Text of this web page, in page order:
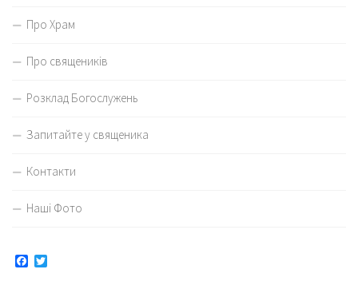
Про Храм
Про священиків
Розклад Богослужень
Запитайте у священика
Контакти
Наші Фото
Facebook